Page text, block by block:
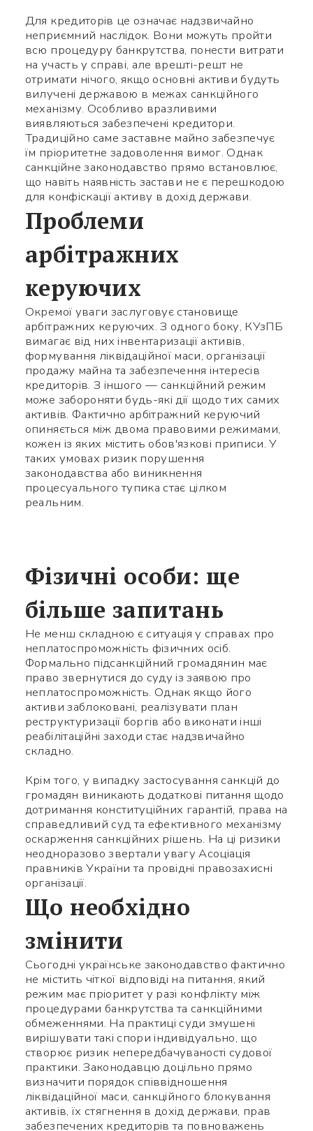
Для кредиторів це означає надзвичайно
неприємний наслідок. Вони можуть пройти
всю процедуру банкрутства, понести витрати
на участь у справі, але врешті-решт не
отримати нічого, якщо основні активи будуть
вилучені державою в межах санкційного
механізму. Особливо вразливими
виявляються забезпечені кредитори.
Традиційно саме заставне майно забезпечує
їм пріоритетне задоволення вимог. Однак
санкційне законодавство прямо встановлює,
що навіть наявність застави не є перешкодою
для конфіскації активу в дохід держави.
Проблеми
арбітражних
керуючих
Окремої уваги заслуговує становище
арбітражних керуючих. З одного боку, КУзПБ
вимагає від них інвентаризації активів,
формування ліквідаційної маси, організації
продажу майна та забезпечення інтересів
кредиторів. З іншого — санкційний режим
може забороняти будь-які дії щодо тих самих
активів. Фактично арбітражний керуючий
опиняється між двома правовими режимами,
кожен із яких містить обов'язкові приписи. У
таких умовах ризик порушення
законодавства або виникнення
процесуального тупика стає цілком
реальним.
Фізичні особи: ще
більше запитань
Не менш складною є ситуація у справах про
неплатоспроможність фізичних осіб.
Формально підсанкційний громадянин має
право звернутися до суду із заявою про
неплатоспроможність. Однак якщо його
активи заблоковані, реалізувати план
реструктуризації боргів або виконати інші
реабілітаційні заходи стає надзвичайно
складно.
Крім того, у випадку застосування санкцій до
громадян виникають додаткові питання щодо
дотримання конституційних гарантій, права на
справедливий суд та ефективного механізму
оскарження санкційних рішень. На ці ризики
неодноразово звертали увагу Асоціація
правників України та провідні правозахисні
організації.
Що необхідно
змінити
Сьогодні українське законодавство фактично
не містить чіткої відповіді на питання, який
режим має пріоритет у разі конфлікту між
процедурами банкрутства та санкційними
обмеженнями. На практиці суди змушені
вирішувати такі спори індивідуально, що
створює ризик непередбачуваності судової
практики. Законодавцю доцільно прямо
визначити порядок співвідношення
ліквідаційної маси, санкційного блокування
активів, їх стягнення в дохід держави, прав
забезпечених кредиторів та повноважень
Ім’я *
Номер телефону *
Яке питання
Заповніть потрібні поля
Використайте ваш
смартфон щоб вважати QR-
code, після чого зможете
додати мене до контактів.